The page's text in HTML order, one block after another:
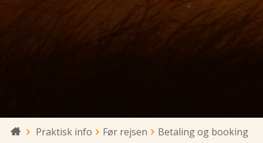
 Praktisk info Før rejsen Betaling og booking